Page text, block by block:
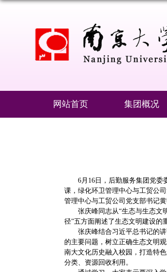
网站首页 集团概况
6月16日，后勤服务集团党
课，绿化环卫管理中心与工贸公
管理中心与工贸公司党支部书记黄
张庆峰同志从“生态与生态文
径”五方面阐述了生态文明建设的
张庆峰结合习近平总书记的
的主要问题，树立正确生态文明
南大文化历史融入校园，打造特
分类、资源回收利用。